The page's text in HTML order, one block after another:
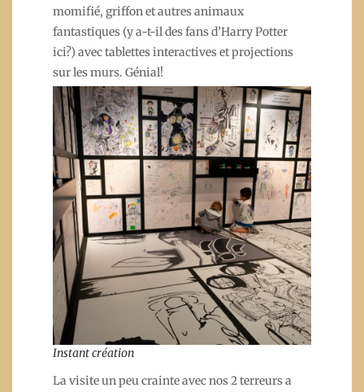
momifié, griffon et autres animaux
fantastiques (y a-t-il des fans d’Harry Potter
ici?) avec tablettes interactives et projections
sur les murs. Génial!
Instant création
La visite un peu crainte avec nos 2 terreurs a